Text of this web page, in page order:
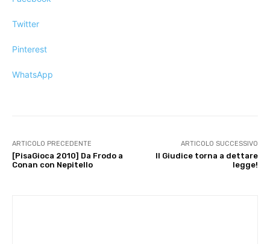
Twitter
Pinterest
WhatsApp
ARTICOLO PRECEDENTE
[PisaGioca 2010] Da Frodo a
Conan con Nepitello
ARTICOLO SUCCESSIVO
Il Giudice torna a dettare
legge!